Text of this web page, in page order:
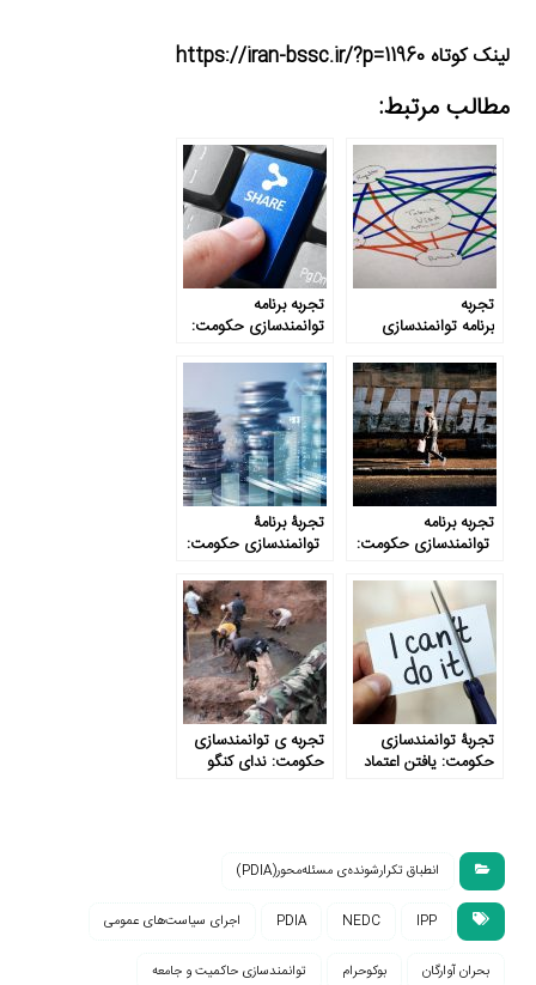
لینک کوتاه https://iran-bssc.ir/?p=11960
مطالب مرتبط:
تجربه
برنامه توانمندسازی
تجربه برنامه
توانمندسازی حکومت:
به اشتراک‌گذاری
اطلاعات
تجربه برنامه
توانمندسازی حکومت:
تجربۀ برنامۀ
توانمندسازی حکومت:
خصوصی
تجربۀ توانمندسازی
حکومت: یافتن اعتماد
تجربه ی توانمندسازی
حکومت: ندای کنگو
انطباق تکرارشونده‌ی مسئله‌محور(PDIA)
IPP
NEDC
PDIA اجرای سیاست‌های عمومی
بحران آوارگان بوکوحرام توانمندسازی حاکمیت و جامعه